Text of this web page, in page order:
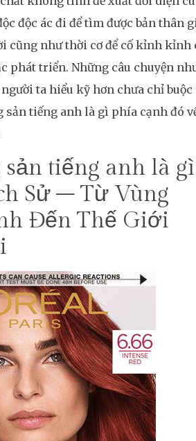
độc ác đi để tìm được bản thân
cũng như thời cơ để cố kỉnh kỉnh
phát triển. Những câu chuyện
ta hiểu kỹ hơn chưa chỉ buộc
sản tiếng anh là gì phía cạnh đó
sản tiếng anh là gì
Sử – Từ Vùng
Đến Thế Giới